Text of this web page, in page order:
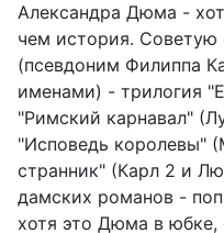
Александра Дюма -
чем история. Советую
(псевдоним Филиппа
именами) - трилогия
"Римский карнавал"
"Исповедь королевы"
странник" (Карл 2 и
дамских романов -
хотя это Дюма в юбке,